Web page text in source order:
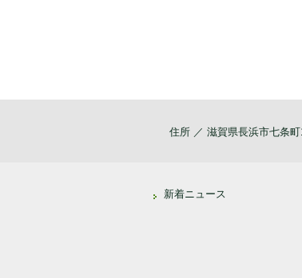
住所 ／ 滋賀県長浜市七条
新着ニュース